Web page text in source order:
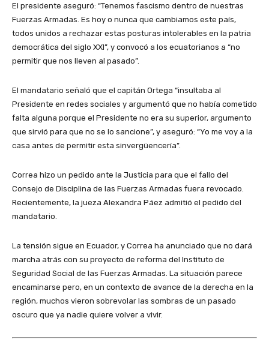
El presidente aseguró: “Tenemos fascismo dentro de nuestras
Fuerzas Armadas. Es hoy o nunca que cambiamos este país,
todos unidos a rechazar estas posturas intolerables en la patria
democrática del siglo XXI”, y convocó a los ecuatorianos a “no
permitir que nos lleven al pasado”.
El mandatario señaló que el capitán Ortega “insultaba al
Presidente en redes sociales y argumentó que no había cometido
falta alguna porque el Presidente no era su superior, argumento
que sirvió para que no se lo sancione”, y aseguró: “Yo me voy a la
casa antes de permitir esta sinvergüencería”.
Correa hizo un pedido ante la Justicia para que el fallo del
Consejo de Disciplina de las Fuerzas Armadas fuera revocado.
Recientemente, la jueza Alexandra Páez admitió el pedido del
mandatario.
La tensión sigue en Ecuador, y Correa ha anunciado que no dará
marcha atrás con su proyecto de reforma del Instituto de
Seguridad Social de las Fuerzas Armadas. La situación parece
encaminarse pero, en un contexto de avance de la derecha en la
región, muchos vieron sobrevolar las sombras de un pasado
oscuro que ya nadie quiere volver a vivir.